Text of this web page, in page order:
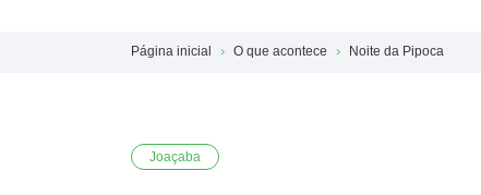
Página inicial O que acontece Noite da Pipoca
Joaçaba